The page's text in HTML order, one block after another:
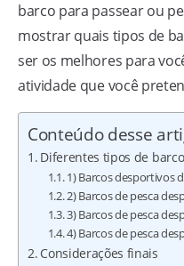
barco para passear ou
mostrar quais tipos de
ser os melhores para
atividade que você
Conteúdo desse
Diferentes tipos de
1) Barcos desportivos
2) Barcos de pesca
3) Barcos de pesca
4) Barcos de pesca
Considerações finais